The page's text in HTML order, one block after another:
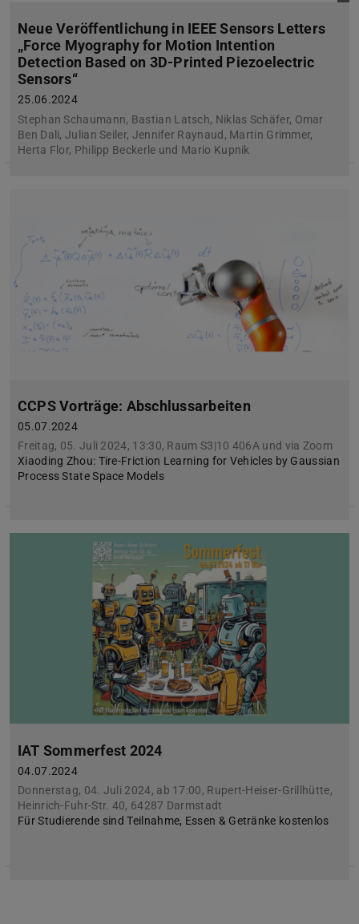
Neue Veröffentlichung in IEEE Sensors Letters
„Force Myography for Motion Intention
Detection Based on 3D-Printed Piezoelectric
Sensors“
25.06.2024
Stephan Schaumann, Bastian Latsch, Niklas Schäfer, Omar
Ben Dali, Julian Seiler, Jennifer Raynaud, Martin Grimmer,
Herta Flor, Philipp Beckerle und Mario Kupnik
CCPS Vorträge: Abschlussarbeiten
05.07.2024
Freitag, 05. Juli 2024, 13:30, Raum S3|10 406A und via Zoom
Xiaoding Zhou: Tire-Friction Learning for Vehicles by Gaussian
Process State Space Models
IAT Sommerfest 2024
04.07.2024
Donnerstag, 04. Juli 2024, ab 17:00, Rupert-Heiser-Grillhütte,
Heinrich-Fuhr-Str. 40, 64287 Darmstadt
Für Studierende sind Teilnahme, Essen & Getränke kostenlos